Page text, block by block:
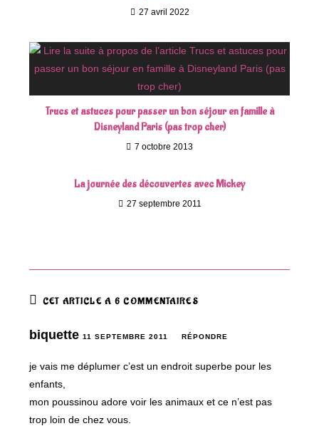
27 avril 2022
Trucs et astuces pour passer un bon séjour en famille à
Disneyland Paris (pas trop cher)
7 octobre 2013
La journée des découvertes avec Mickey
27 septembre 2011
CET ARTICLE A 6 COMMENTAIRES
biquette11 SEPTEMBRE 2011 RÉPONDRE
je vais me déplumer c’est un endroit superbe pour les
enfants,
mon poussinou adore voir les animaux et ce n’est pas
trop loin de chez vous.